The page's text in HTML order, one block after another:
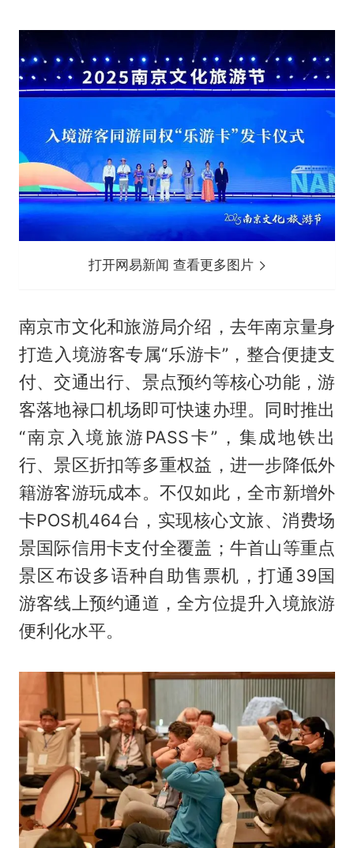
打开网易新闻 查看更多图片
南京市文化和旅游局介绍，去年南京量身
打造入境游客专属“乐游卡”，整合便捷支
付、交通出行、景点预约等核心功能，游
客落地禄口机场即可快速办理。同时推出
“南京入境旅游PASS卡”，集成地铁出
行、景区折扣等多重权益，进一步降低外
籍游客游玩成本。不仅如此，全市新增外
卡POS机464台，实现核心文旅、消费场
景国际信用卡支付全覆盖；牛首山等重点
景区布设多语种自助售票机，打通39国
游客线上预约通道，全方位提升入境旅游
便利化水平。